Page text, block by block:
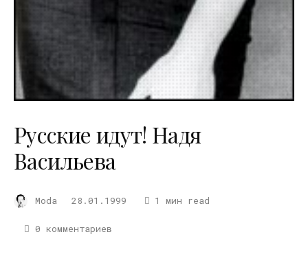
Русские идут! Надя
Васильева
Moda 28.01.1999 1 мин read
0 комментариев